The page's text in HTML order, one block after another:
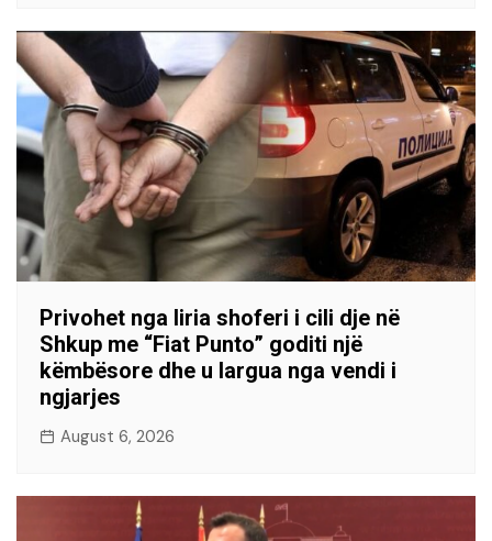
Privohet nga liria shoferi i cili dje në
Shkup me “Fiat Punto” goditi një
këmbësore dhe u largua nga vendi i
ngjarjes
August 6, 2026